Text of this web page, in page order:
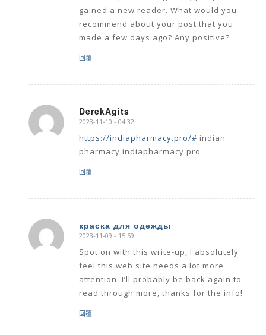
gained a new reader. What would you
recommend about your post that you
made a few days ago? Any positive?
回覆
DerekAgits
says:
2023-11-10 - 04:32
https://indiapharmacy.pro/# indian
pharmacy indiapharmacy.pro
回覆
краска для одежды
says:
2023-11-09 - 15:59
Spot on with this write-up, I absolutely
feel this web site needs a lot more
attention. I’ll probably be back again to
read through more, thanks for the info!
回覆